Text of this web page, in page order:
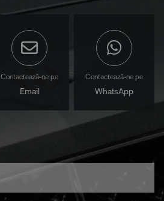
Contactează-ne pe
Email
Contactează-ne pe
WhatsApp